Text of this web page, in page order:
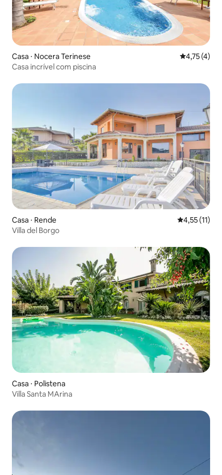
Casa ⋅ Nocera Terinese 4,75 de
4,75 (4)
Casa incrível com piscina
Casa ⋅ Rende 4,55 de uma
4,55 (11)
Villa del Borgo
Casa ⋅ Polistena
Villa Santa MArina